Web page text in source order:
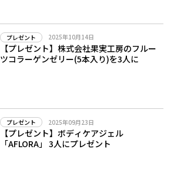
プレゼント 2025年10月14日
【プレゼント】株式会社果実工房のフルー
ツコラーゲンゼリー(5本入り)を3人に
プレゼント 2025年09月23日
【プレゼント】ボディケアジェル
「AFLORA」 3人にプレゼント